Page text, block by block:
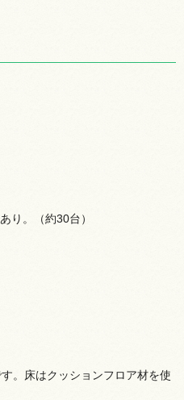
り。（約30台）
。床はクッションフロア材を使